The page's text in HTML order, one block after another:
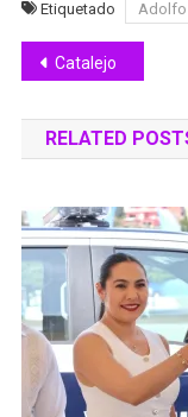
Etiquetado Adolfo
de
entradas
Catalejo
RELATED